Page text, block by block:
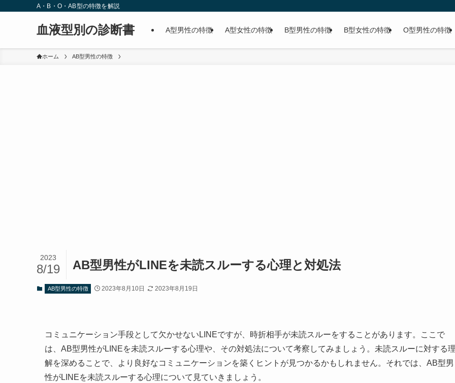
A・B・O・AB型の特徴を解説
血液型別の診断書 A型男性の特徴 A型女性の特徴 B型男性の特徴 B型女性の特徴 O型男性の特徴
ホーム AB型男性の特徴
AB型男性がLINEを未読スルーする心理と対処法
2023
8/19
AB型男性の特徴 2023年8月10日 2023年8月19日
コミュニケーション手段として欠かせないLINEですが、時折相手が未読スルーをすることがあります。ここで
は、AB型男性がLINEを未読スルーする心理や、その対処法について考察してみましょう。未読スルーに対する
解を深めることで、より良好なコミュニケーションを築くヒントが見つかるかもしれません。それでは、AB型男
性がLINEを未読スルーする心理について見ていきましょう。